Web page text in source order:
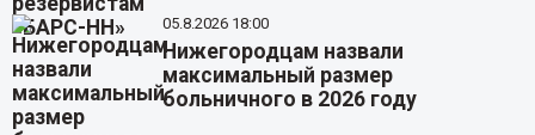
05.8.2026 18:00
Нижегородцам назвали
максимальный размер
больничного в 2026 году